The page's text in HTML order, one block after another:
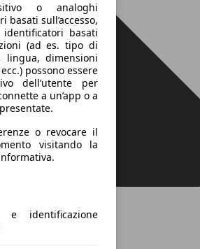
o analoghi
sull’accesso,
basati
(ad es. tipo di
lingua, dimensioni
possono essere
dell’utente per
a un’app o a
o revocare il
visitando la
e identificazione